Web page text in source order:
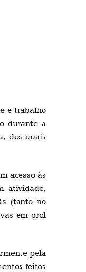
e trabalho
durante a
dos quais
acesso às
atividade,
(tanto no
em prol
pela
feitos